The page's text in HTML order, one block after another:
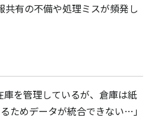
有の不備や処理ミスが頻発し
庫を管理しているが、倉庫は紙
ためデータが統合できない…」